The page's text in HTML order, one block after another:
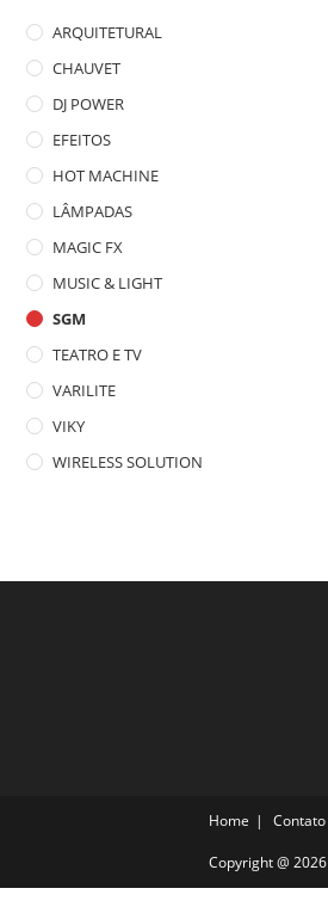
ARQUITETURAL
CHAUVET
DJ POWER
EFEITOS
HOT MACHINE
LÂMPADAS
MAGIC FX
MUSIC & LIGHT
SGM
TEATRO E TV
VARILITE
VIKY
WIRELESS SOLUTION
Home Contato
Copyright @ 2026